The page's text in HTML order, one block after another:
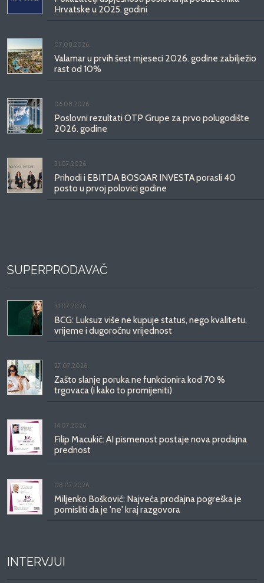
Hrvatske u 2025. godini
07.08.2026.
Valamar u prvih šest mjeseci 2026. godine zabilježio
rast od 10%
06.08.2026.
Poslovni rezultati OTP Grupe za prvo polugodište
2026. godine
31.07.2026.
Prihodi i EBITDA BOSQAR INVESTA porasli 40
posto u prvoj polovici godine
SUPERPRODAVAČ
31.07.2026.
BCG: Luksuz više ne kupuje status, nego kvalitetu,
vrijeme i dugoročnu vrijednost
27.07.2026.
Zašto slanje poruka ne funkcionira kod 70 %
trgovaca (i kako to promijeniti)
14.07.2026.
Filip Macukić: AI pismenost postaje nova prodajna
prednost
08.07.2026.
Miljenko Bošković: Najveća prodajna pogreška je
pomisliti da je 'ne' kraj razgovora
INTERVJUI